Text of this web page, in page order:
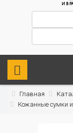
Главная
Кожанные сумки